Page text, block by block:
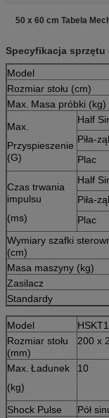
50 x 60 cm Tabela
Specyfikacja
Model
Rozmiar stołu (cm)
Max. Masa próbki (kg)
Max.
Przyspieszenie
(G)
Half
Piła-
Plac
Czas trwania
impulsu
(ms)
Half
Piła-
Plac
Wymiary szafki
(cm)
Masa maszyny (kg)
Zasilacz
Standardy
Model
Rozmiar stołu
(mm)
200 x
Max. Ładunek
(kg)
10
Shock Pulse
Pół